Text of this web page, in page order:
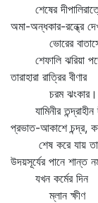
শেষের
অমা-অন্ধকার-রন্ধ্রে
ভোরের
শেফালি ঝরিয়া
তারাহারা রাত্রির বীণার
চরম ঝংকার।
যামিনীর তন্দ্রাহীন
প্রভাত-আকাশে চন্দ্র,
শেষ করে যায়
উদয়সূর্যের পানে শান্ত
যখন কর্মের দিন
ম্লান ক্ষীণ